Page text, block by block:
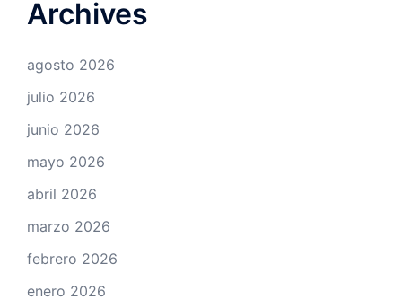
Archives
agosto 2026
julio 2026
junio 2026
mayo 2026
abril 2026
marzo 2026
febrero 2026
enero 2026